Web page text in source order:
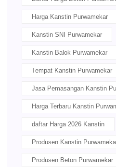
Harga Kanstin Purwamekar
Kanstin SNI Purwamekar
Kanstin Balok Purwamekar
Tempat Kanstin Purwamekar
Jasa Pemasangan Kanstin
Harga Terbaru Kanstin
daftar Harga 2026 Kanstin
Produsen Kanstin
Produsen Beton Purwamekar